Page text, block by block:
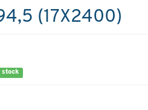
(17X2400)
stock